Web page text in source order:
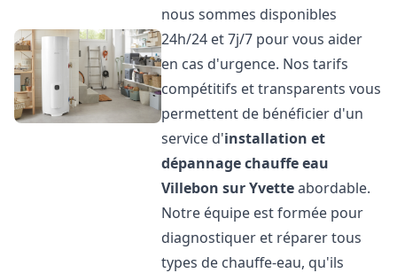
nous sommes disponibles
24h/24 et 7j/7 pour vous aider
en cas d'urgence. Nos tarifs
compétitifs et transparents vous
permettent de bénéficier d'un
service d'installation et
dépannage chauffe eau
Villebon sur Yvetteabordable.
Notre équipe est formée pour
diagnostiquer et réparer tous
types de chauffe-eau, qu'ils